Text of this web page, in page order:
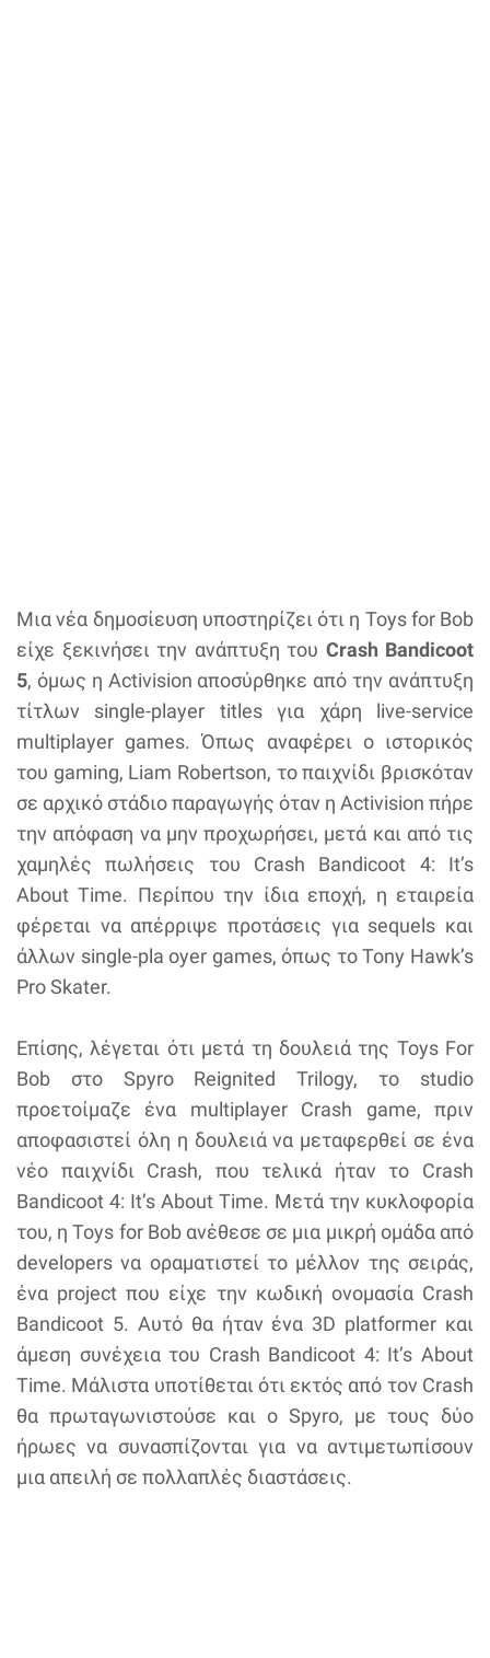
Μια νέα δημοσίευση υποστηρίζει ότι η Toys for Bob
είχε ξεκινήσει την ανάπτυξη του Crash Bandicoot
5, όμως η Activision αποσύρθηκε από την ανάπτυξη
τίτλων single-player titles για χάρη live-service
multiplayer games. Όπως αναφέρει ο ιστορικός
του gaming, Liam Robertson, το παιχνίδι βρισκόταν
σε αρχικό στάδιο παραγωγής όταν η Activision πήρε
την απόφαση να μην προχωρήσει, μετά και από τις
χαμηλές πωλήσεις του Crash Bandicoot 4: It’s
About Time. Περίπου την ίδια εποχή, η εταιρεία
φέρεται να απέρριψε προτάσεις για sequels και
άλλων single-pla οyer games, όπως το Tony Hawk’s
Pro Skater.
Επίσης, λέγεται ότι μετά τη δουλειά της Toys For
Bob στο Spyro Reignited Trilogy, το studio
προετοίμαζε ένα multiplayer Crash game, πριν
αποφασιστεί όλη η δουλειά να μεταφερθεί σε ένα
νέο παιχνίδι Crash, που τελικά ήταν το Crash
Bandicoot 4: It’s About Time. Μετά την κυκλοφορία
του, η Toys for Bob ανέθεσε σε μια μικρή ομάδα από
developers να οραματιστεί το μέλλον της σειράς,
ένα project που είχε την κωδική ονομασία Crash
Bandicoot 5. Αυτό θα ήταν ένα 3D platformer και
άμεση συνέχεια του Crash Bandicoot 4: It’s About
Time. Μάλιστα υποτίθεται ότι εκτός από τον Crash
θα πρωταγωνιστούσε και ο Spyro, με τους δύο
ήρωες να συνασπίζονται για να αντιμετωπίσουν
μια απειλή σε πολλαπλές διαστάσεις.